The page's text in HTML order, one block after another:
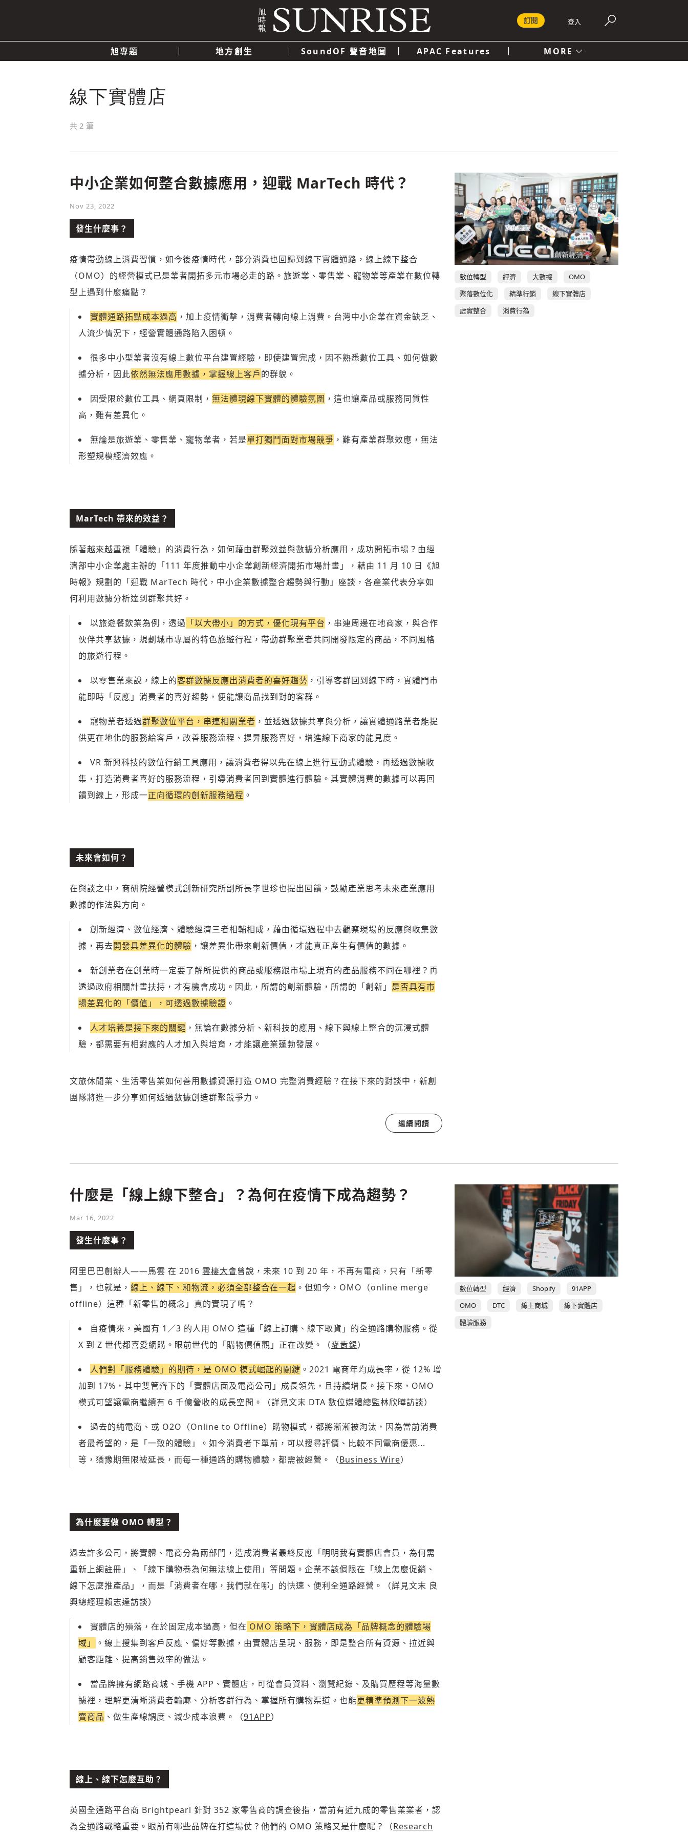
登入
訂閱
旭專題 地方創生 SoundOF 聲音地圖 APAC Features MORE
政治
登入或註冊
掌握國際政經脈動
參與下一波全球科技革命
輸入 Email 驗證碼
線下實體店
共 2 筆
數位轉型 經濟 大數據
OMO
聚落數位化
精準行銷
線下實體店
虛實整合
消費行為
中小企業如何整合數據應用，迎戰 MarTech 時代？
Nov 23, 2022
發生什麼事？
疫情帶動線上消費習慣，如今後疫情時代，部分消費也回歸到線下實體通路，線上線下整合
（OMO）的經營模式已是業者開拓多元市場必走的路。旅遊業、零售業、寵物業等產業在數位轉
型上遇到什麼痛點？
實體通路拓點成本過高 ，加上疫情衝擊，消費者轉向線上消費。台灣中小企業在資金缺乏、
人流少情況下，經營實體通路陷入困頓。
很多中小型業者沒有線上數位平台建置經驗，即使建置完成，因不熟悉數位工具、如何做數
據分析，因此依然無法應用數據，掌握線上客戶的群貌。
因受限於數位工具、網頁限制， 無法體現線下實體的體驗氛圍 ，這也讓產品或服務同質性
高，難有差異化。
無論是旅遊業、零售業、寵物業者，若是單打獨鬥面對市場競爭 ，難有產業群聚效應，無法
形塑規模經濟效應。
MarTech 帶來的效益？
隨著越來越重視「體驗」的消費行為，如何藉由群聚效益與數據分析應用，成功開拓市場？由經
濟部中小企業處主辦的「111 年度推動中小企業創新經濟開拓市場計畫」，藉由 11 月 10 日《旭
時報》規劃的「迎戰 MarTech 時代，中小企業數據整合趨勢與行動」座談，各產業代表分享如
何利用數據分析達到群聚共好。
以旅遊餐飲業為例，透過 「以大帶小」的方式，優化現有平台 ，串連周邊在地商家，與合作
伙伴共享數據，規劃城市專屬的特色旅遊行程，帶動群聚業者共同開發限定的商品，不同風格
的旅遊行程。
以零售業來說，線上的客群數據反應出消費者的喜好趨勢 ，引導客群回到線下時，實體門市
能即時「反應」消費者的喜好趨勢，便能讓商品找到對的客群。
寵物業者透過群聚數位平台，串連相關業者 ，並透過數據共享與分析，讓實體通路業者能提
供更在地化的服務給客戶，改善服務流程、提昇服務喜好，增進線下商家的能見度。
VR 新興科技的數位行銷工具應用，讓消費者得以先在線上進行互動式體驗，再透過數據收
集，打造消費者喜好的服務流程，引導消費者回到實體進行體驗。其實體消費的數據可以再回
饋到線上，形成一正向循環的創新服務過程 。
未來會如何？
在與談之中，商研院經營模式創新研究所副所長李世珍也提出回饋，鼓勵產業思考未來產業應用
數據的作法與方向。
創新經濟、數位經濟、體驗經濟三者相輔相成，藉由循環過程中去觀察現場的反應與收集數
據，再去開發具差異化的體驗 ，讓差異化帶來創新價值，才能真正產生有價值的數據。
新創業者在創業時一定要了解所提供的商品或服務跟市場上現有的產品服務不同在哪裡？再
透過政府相關計畫扶持，才有機會成功。因此，所謂的創新體驗，所謂的「創新」 是否具有市
場差異化的「價值」，可透過數據驗證 。
人才培養是接下來的關鍵 ，無論在數據分析、新科技的應用、線下與線上整合的沉浸式體
驗，都需要有相對應的人才加入與培育，才能讓產業蓬勃發展。
文旅休閒業、生活零售業如何善用數據資源打造 OMO 完整消費經驗？在接下來的對談中，新創
團隊將進一步分享如何透過數據創造群聚競爭力。
繼續閱讀
數位轉型 經濟 Shopify
91APP
OMO
DTC 線上商城
線下實體店
體驗服務
什麼是「線上線下整合」？為何在疫情下成為趨勢？
Mar 16, 2022
發生什麼事？
阿里巴巴創辦人——馬雲 在 2016 雲棲大會曾說，未來 10 到 20 年，不再有電商，只有「新零
售」，也就是， 線上、線下、和物流，必須全部整合在一起 。但如今，OMO（online merge
offline）這種「新零售的概念」真的實現了嗎？
自疫情來，美國有 1／3 的人用 OMO 這種「線上訂購、線下取貨」的全通路購物服務。從
X 到 Z 世代都喜愛網購。眼前世代的「購物價值觀」正在改變。（麥肯錫）
人們對「服務體驗」的期待，是 OMO 模式崛起的關鍵 。2021 電商年均成長率，從 12% 增
加到 17%，其中雙管齊下的「實體店面及電商公司」成長領先，且持續增長 。接下來，OMO
模式可望讓電商繼續有 6 千億營收的成長空間。（詳見文末 DTA 數位媒體總監林欣曄訪談）
過去的純電商、或 O2O（Online to Offline）購物模式，都將漸漸被淘汰，因為當前消費
者最希望的，是「一致的體驗」。如今消費者下單前，可以搜尋評價、比較不同電商優惠...
等，猶豫期無限被延長，而每一種通路的購物體驗，都需被經營。（Business Wire）
為什麼要做 OMO 轉型？
過去許多公司，將實體、電商分為兩部門，造成消費者最終反應「明明我有實體店會員，為何需
重新上網註冊」、「線下購物卷為何無法線上使用」等問題。企業不該侷限在「線上怎麼促銷、
線下怎麼推產品」，而是「消費者在哪，我們就在哪」的快速、便利全通路經營。（詳見文末 良
興總經理賴志達訪談）
實體店的殞落，在於固定成本過高，但在 OMO 策略下，實體店成為「品牌概念的體驗場
域」
。線上搜集到客戶反應、偏好等數據，由實體店呈現、服務，即是整合所有資源、拉近與
顧客距離、提高銷售效率的做法。
當品牌擁有網路商城、手機 APP、實體店，可從會員資料、瀏覽紀錄、及購買歷程等海量數
據裡，理解更清晰消費者輪廓、分析客群行為、掌握所有購物渠道。也能更精準預測下一波熱
賣商品 、做生產線調度、減少成本浪費。（91APP）
線上、線下怎麼互助？
英國全通路平台商 Brightpearl 針對 352 家零售商的調查後指，當前有近九成的零售業業者，認
為全通路戰略重要。眼前有哪些品牌在打這場仗？他們的 OMO 策略又是什麼呢？（Research